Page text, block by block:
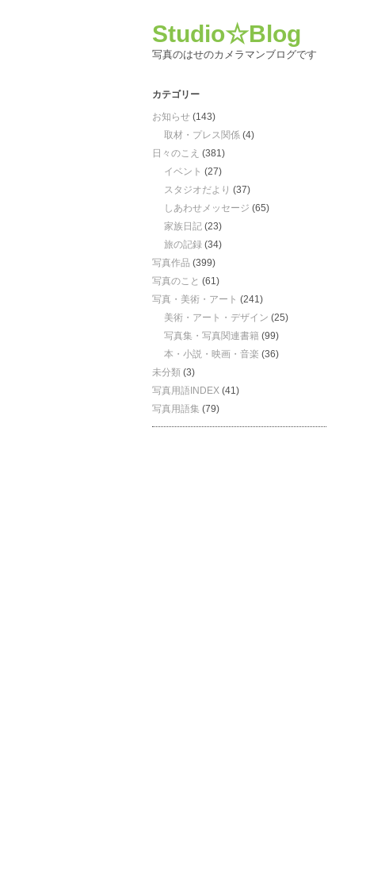
Studio☆Blog
写真のはせのカメラマンブログです
カテゴリー
お知らせ (143)
取材・プレス関係 (4)
日々のこえ (381)
イベント (27)
スタジオだより (37)
しあわせメッセージ (65)
家族日記 (23)
旅の記録 (34)
写真作品 (399)
写真のこと (61)
写真・美術・アート (241)
美術・アート・デザイン (25)
写真集・写真関連書籍 (99)
本・小説・映画・音楽 (36)
未分類 (3)
写真用語INDEX (41)
写真用語集 (79)